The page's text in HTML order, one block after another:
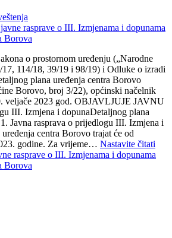
o prostornom uređenju („Narodne
114/18, 39/19 i 98/19) i Odluke o izradi
plana uređenja centra Borovo
Borovo, broj 3/22), općinski načelnik
veljače 2023 god. OBJAVLJUJE JAVNU
III. Izmjena i dopunaDetaljnog plana
Javna rasprava o prijedlogu III. Izmjena i
centra Borovo trajat će od
godine. Za vrijeme… Nastavite čitati
rasprave o III. Izmjenama i dopunama
Borova